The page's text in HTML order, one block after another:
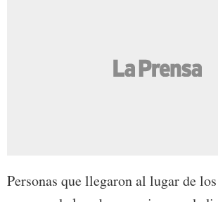
Personas que llegaron al lugar de